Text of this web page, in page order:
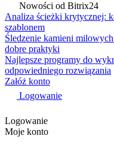
Nowości od Bitrix24
Analiza ścieżki krytycznej:
szablonem
Śledzenie kamieni
dobre praktyki
Najlepsze programy do
odpowiedniego rozwiązania
Załóż konto
Logowanie
Logowanie
Moje konto